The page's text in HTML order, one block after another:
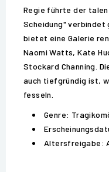
Regie führte der
Scheidung" verbindet
bietet eine Galerie
Naomi Watts, Kate
Stockard Channing.
auch tiefgründig ist,
fesseln.
Genre:
Altersfreigabe: